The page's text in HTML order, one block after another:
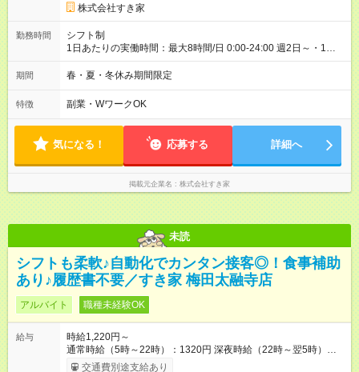
株式会社すき家
勤務時間
シフト制
1日あたりの実働時間：最大8時間/日 0:00-24:00 週2日～・1日
2h～OK ＜シフト例＞ 〇朝帯 5:00-9:00 〇昼帯 9:00-14:00 〇午
後帯 14:00-18:00 〇夜帯 18:00-22:00 〇深夜帯 22:00-翌5:00 基
ます♪
期間 春・夏・冬休み期間限定
特徴 副業・WワークOK
気になる！ 応募する 詳細へ
掲載元企業名 株式会社すき家
未読
シフトも柔軟♪自動化でカンタン接客◎！食事補助
あり♪履歴書不要／すき家 梅田太融寺店
アルバイト 職種未経験OK
給与
時給1,220円～
通常時給（5時～22時）：1320円 深夜時給（22時～翌5時）：
1650円 高校生時給：1220円 【特別手当】早朝手当（5：00-9：
交通費別途支給あり